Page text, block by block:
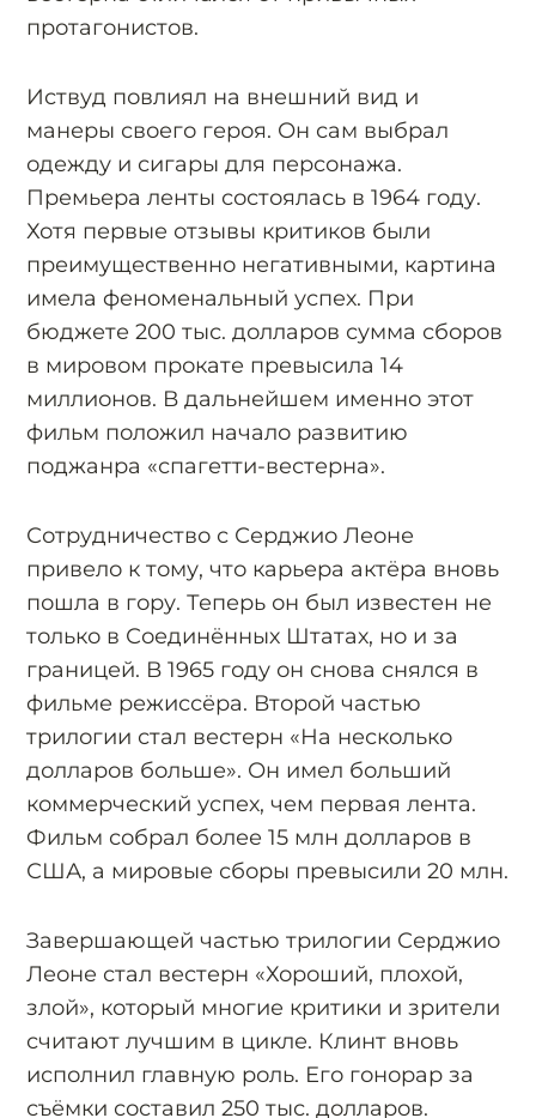
протагонистов.
Иствуд повлиял на внешний вид и
манеры своего героя. Он сам выбрал
одежду и сигары для персонажа.
Премьера ленты состоялась в 1964 году.
Хотя первые отзывы критиков были
преимущественно негативными, картина
имела феноменальный успех. При
бюджете 200 тыс. долларов сумма сборов
в мировом прокате превысила 14
миллионов. В дальнейшем именно этот
фильм положил начало развитию
поджанра «спагетти-вестерна».
Сотрудничество с Серджио Леоне
привело к тому, что карьера актёра вновь
пошла в гору. Теперь он был известен не
только в Соединённых Штатах, но и за
границей. В 1965 году он снова снялся в
фильме режиссёра. Второй частью
трилогии стал вестерн «На несколько
долларов больше». Он имел больший
коммерческий успех, чем первая лента.
Фильм собрал более 15 млн долларов в
США, а мировые сборы превысили 20 млн.
Завершающей частью трилогии Серджио
Леоне стал вестерн «Хороший, плохой,
злой», который многие критики и зрители
считают лучшим в цикле. Клинт вновь
исполнил главную роль. Его гонорар за
съёмки составил 250 тыс. долларов.